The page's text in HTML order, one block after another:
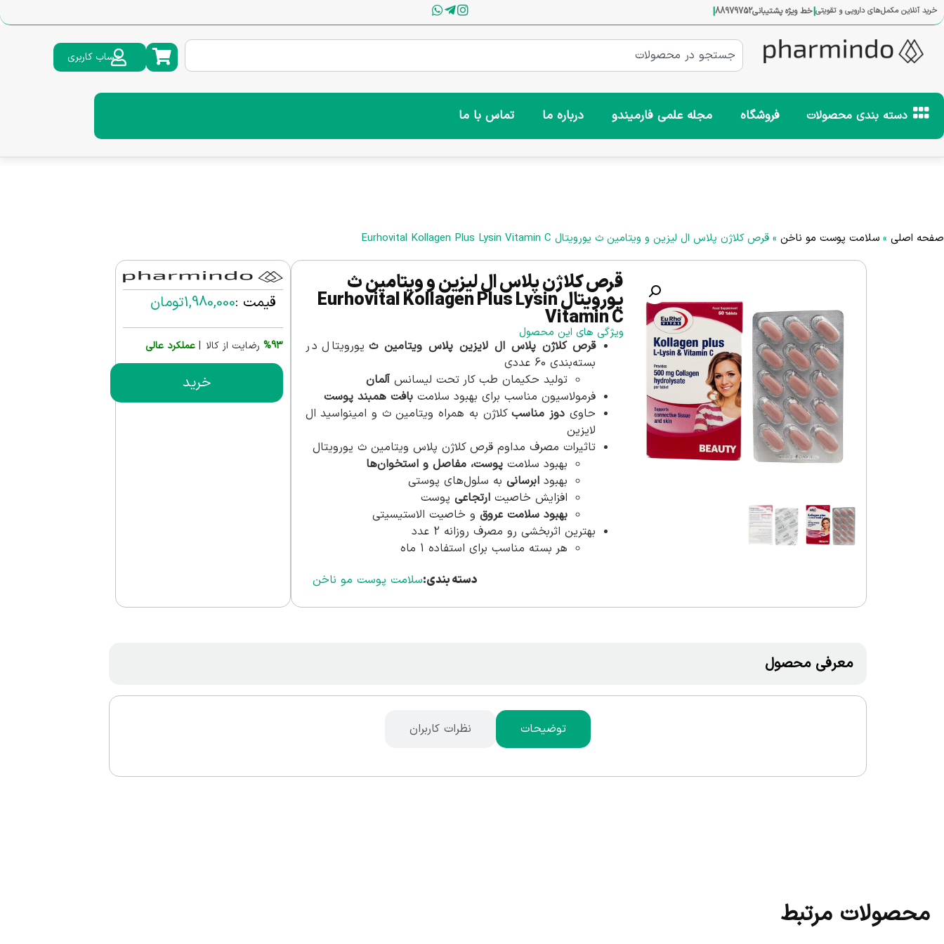
خرید آنلاین مکمل‌های دارویی و تقویتی|خط ویژه پشتیبانی88979752
|
حساب کاربری
دسته بندی محصولات فروشگاه مجله علمی فارمیندو درباره ما تماس با ما
صفحه اصلی » سلامت پوست مو ناخن » قرص کلاژن پلاس ال لیزین و ویتامین ث یورویتال Eurhovital Kollagen Plus Lysin Vitamin C
قرص کلاژن پلاس ال لیزین و ویتامین ث
یورویتال Eurhovital Kollagen Plus Lysin
Vitamin C
ویژگی های این محصول
قرص کلاژن پلاس ال لایزین پلاس ویتامین ث یورویتال در
بسته‌بندی 60 عددی
تولید حکیمان طب کار تحت لیسانسآلمان
فرمولاسیون مناسب برای بهبود سلامتبافت همبند پوست
حاویدوز مناسبکلاژن به همراه ویتامین ث و امینواسید ال
لایزین
تاثیرات مصرف مداوم قرص کلاژن پلاس ویتامین ث یورویتال
بهبود سلامتپوست، مفاصل و استخوان‌ها
بهبودابرسانی به سلول‌های پوستی
افزایش خاصیتارتجاعی پوست
بهبود سلامت عروق و خاصیت الاستیسیتی
بهترین اثربخشی رو مصرف روزانه 2 عدد
هر بسته مناسب برای استفاده 1 ماه
سلامت پوست مو ناخندسته بندی:
قیمت :1,980,000تومان
%93 رضایت از کالا | عملکرد عالی
خرید
معرفی محصول
توضیحات نظرات کاربران
محصولات مرتبط